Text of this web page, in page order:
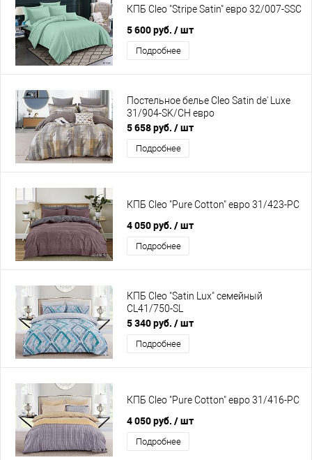
КПБ Cleo "Stripe Satin" евро 32/007-SSC
5 600 руб. / шт
Подробнее
Постельное белье Cleo Satin de' Luxe
31/904-SK/CH евро
5 658 руб. / шт
Подробнее
КПБ Cleo "Pure Cotton" евро 31/423-PC
4 050 руб. / шт
Подробнее
КПБ Cleo "Satin Lux" семейный
CL41/750-SL
5 340 руб. / шт
Подробнее
КПБ Cleo "Pure Cotton" евро 31/416-PC
4 050 руб. / шт
Подробнее